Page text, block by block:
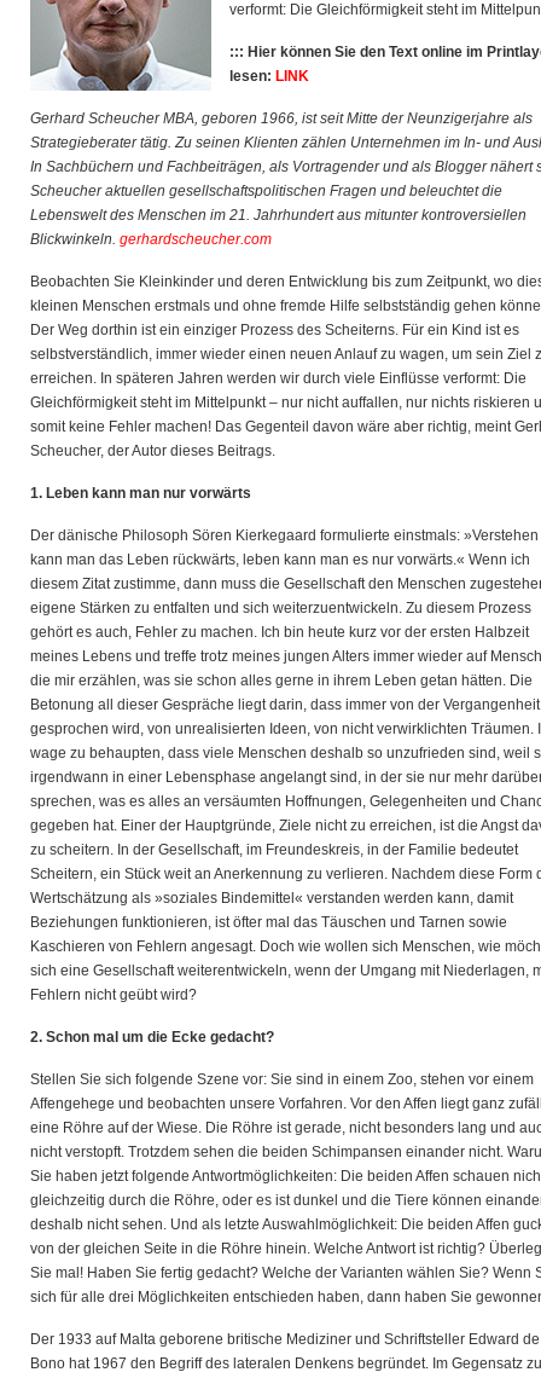
verformt: Die Gleichförmigkeit steht im
::: Hier können Sie den Text online im
lesen: LINK
Gerhard Scheucher MBA, geboren 1966, ist seit Mitte der Neunzigerjahre als
Strategieberater tätig. Zu seinen Klienten zählen Unternehmen im In- und
In Sachbüchern und Fachbeiträgen, als Vortragender und als Blogger nähert
Scheucher aktuellen gesellschaftspolitischen Fragen und beleuchtet die
Lebenswelt des Menschen im 21. Jahrhundert aus mitunter kontroversiellen
Blickwinkeln. gerhardscheucher.com
Beobachten Sie Kleinkinder und deren Entwicklung bis zum Zeitpunkt, wo
kleinen Menschen erstmals und ohne fremde Hilfe selbstständig gehen
Der Weg dorthin ist ein einziger Prozess des Scheiterns. Für ein Kind ist es
selbstverständlich, immer wieder einen neuen Anlauf zu wagen, um sein Ziel
erreichen. In späteren Jahren werden wir durch viele Einflüsse verformt: Die
Gleichförmigkeit steht im Mittelpunkt – nur nicht auffallen, nur nichts riskieren
somit keine Fehler machen! Das Gegenteil davon wäre aber richtig, meint
Scheucher, der Autor dieses Beitrags.
1. Leben kann man nur vorwärts
Der dänische Philosoph Sören Kierkegaard formulierte einstmals: »Verstehen
kann man das Leben rückwärts, leben kann man es nur vorwärts.« Wenn ich
diesem Zitat zustimme, dann muss die Gesellschaft den Menschen
eigene Stärken zu entfalten und sich weiterzuentwickeln. Zu diesem Prozess
gehört es auch, Fehler zu machen. Ich bin heute kurz vor der ersten Halbzeit
meines Lebens und treffe trotz meines jungen Alters immer wieder auf
die mir erzählen, was sie schon alles gerne in ihrem Leben getan hätten. Die
Betonung all dieser Gespräche liegt darin, dass immer von der Vergangenheit
gesprochen wird, von unrealisierten Ideen, von nicht verwirklichten Träumen.
wage zu behaupten, dass viele Menschen deshalb so unzufrieden sind, weil
irgendwann in einer Lebensphase angelangt sind, in der sie nur mehr
sprechen, was es alles an versäumten Hoffnungen, Gelegenheiten und
gegeben hat. Einer der Hauptgründe, Ziele nicht zu erreichen, ist die Angst
zu scheitern. In der Gesellschaft, im Freundeskreis, in der Familie bedeutet
Scheitern, ein Stück weit an Anerkennung zu verlieren. Nachdem diese Form
Wertschätzung als »soziales Bindemittel« verstanden werden kann, damit
Beziehungen funktionieren, ist öfter mal das Täuschen und Tarnen sowie
Kaschieren von Fehlern angesagt. Doch wie wollen sich Menschen, wie
sich eine Gesellschaft weiterentwickeln, wenn der Umgang mit Niederlagen,
Fehlern nicht geübt wird?
2. Schon mal um die Ecke gedacht?
Stellen Sie sich folgende Szene vor: Sie sind in einem Zoo, stehen vor einem
Affengehege und beobachten unsere Vorfahren. Vor den Affen liegt ganz
eine Röhre auf der Wiese. Die Röhre ist gerade, nicht besonders lang und
nicht verstopft. Trotzdem sehen die beiden Schimpansen einander nicht.
Sie haben jetzt folgende Antwortmöglichkeiten: Die beiden Affen schauen
gleichzeitig durch die Röhre, oder es ist dunkel und die Tiere können
deshalb nicht sehen. Und als letzte Auswahlmöglichkeit: Die beiden Affen
von der gleichen Seite in die Röhre hinein. Welche Antwort ist richtig?
Sie mal! Haben Sie fertig gedacht? Welche der Varianten wählen Sie? Wenn
sich für alle drei Möglichkeiten entschieden haben, dann haben Sie
Der 1933 auf Malta geborene britische Mediziner und Schriftsteller Edward de
Bono hat 1967 den Begriff des lateralen Denkens begründet. Im Gegensatz